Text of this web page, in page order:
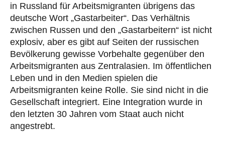
in Russland für Arbeitsmigranten übrigens das
deutsche Wort „Gastarbeiter“. Das Verhältnis
zwischen Russen und den „Gastarbeitern“ ist nicht
explosiv, aber es gibt auf Seiten der russischen
Bevölkerung gewisse Vorbehalte gegenüber den
Arbeitsmigranten aus Zentralasien. Im öffentlichen
Leben und in den Medien spielen die
Arbeitsmigranten keine Rolle. Sie sind nicht in die
Gesellschaft integriert. Eine Integration wurde in
den letzten 30 Jahren vom Staat auch nicht
angestrebt.